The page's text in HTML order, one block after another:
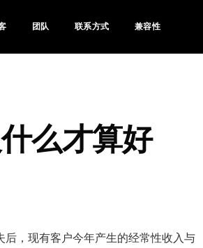
团队 联系方式 兼容性
么才算好
，现有客户今年产生的经常性收入与